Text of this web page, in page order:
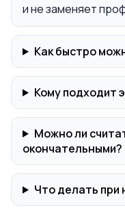
и не заменяет
Как быстро
Кому подходит
Можно ли
окончательными?
Что делать при